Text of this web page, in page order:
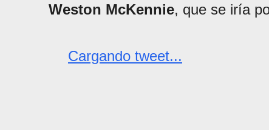
Weston McKennie, que se iría
Cargando tweet...